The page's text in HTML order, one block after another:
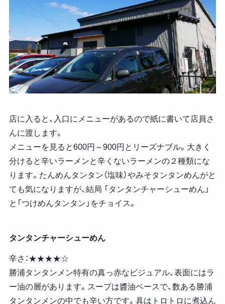
店に入ると、入口にメニューがあるので紙に書いて店員さ
んに渡します。
メニューを見ると600円～900円とリーズナブル。大きく
分けると辛いラーメンと辛くないラーメンの２種類にな
ります。たんめんタンタン（塩味）やみそタンタンめんがと
ても気になりますが、結局 「タンタンチャーシューめん」
と「つけめんタンタン」をチョイス。
タンタンチャーシューめん
辛さ：★★★★☆
勝浦タンタンメン特有の真っ赤なビジュアル、表面にはラ
ー油の層があります。スープは醬油ベースで、数ある勝浦
タンタンメンの中でも辛い方です。具はトロトロに煮込ん